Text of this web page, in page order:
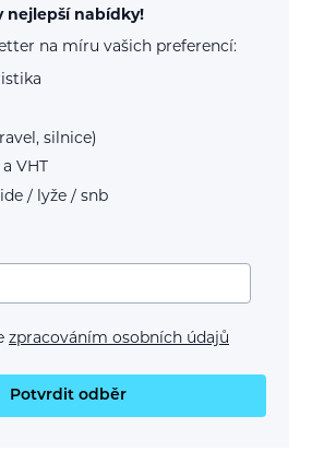
nejlepší nabídky!
na míru vašich preferencí:
silnice)
VHT
/ lyže / snb
zpracováním osobních údajů
Potvrdit odběr